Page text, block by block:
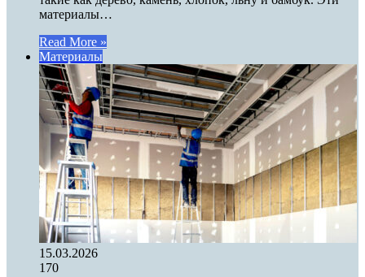
материалы…
Read More »
Материалы
15.03.2026
170